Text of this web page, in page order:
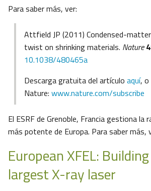
Para saber más, ver:
Attfield JP (2011) Condensed-
twist on shrinking materials. Nature
10.1038/480465a
Descarga gratuita del artículo aquí,
Nature: www.nature.com/subscribe
El ESRF de Grenoble, Francia gestiona la
más potente de Europa. Para saber más,
European XFEL:
largest X-ray laser